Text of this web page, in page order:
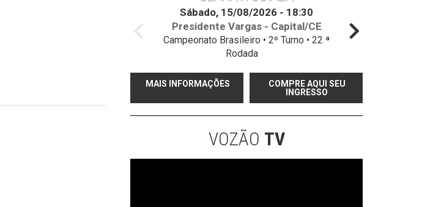
Sábado, 15/08/2026 - 18:30
Presidente Vargas - Capital/CE
Campeonato Brasileiro • 2º Turno • 22 ª
Rodada
MAIS INFORMAÇÕES
COMPRE AQUI SEU
INGRESSO
VOZÃO TV